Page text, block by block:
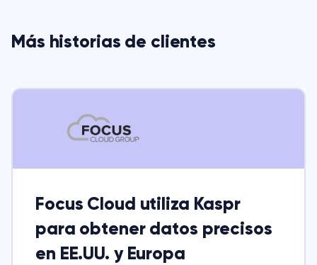
Más historias de clientes
Focus Cloud utiliza Kaspr
para obtener datos precisos
en EE.UU. y Europa